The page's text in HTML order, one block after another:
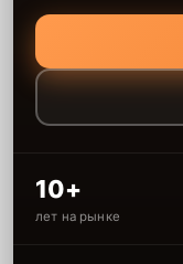
10+
лет на рынке